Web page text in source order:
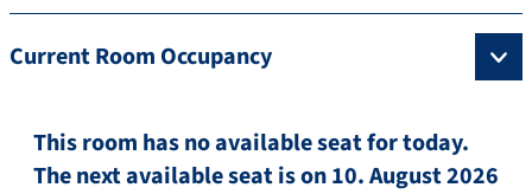
Current Room Occupancy
This room has no available seat for today.
The next available seat is on 10. August 2026